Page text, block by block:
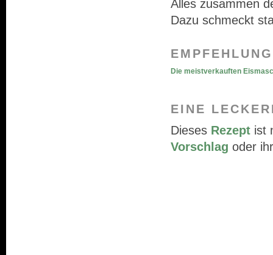
Alles zusammen
Dazu schmeckt
Die meistverkauften
EINE
Dieses Rezept ist
Vorschlag oder